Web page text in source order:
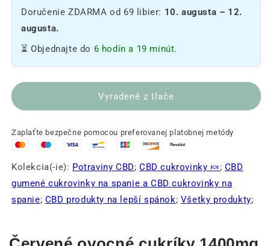
+
melatonínové
-
červené
CBD
Mélatonine
-
rouges
Doručenie ZDARMA od 69 libier: 10. augusta – 12.
augusta.
⏳ Objednajte do 6 hodín a 19 minút.
Vyradené z tlače
Zaplaťte bezpečne pomocou preferovanej platobnej metódy
Kolekcia(-ie): Potraviny CBD;CBD cukrovinky 🍬; CBD
gumené cukrovinky na spanie a CBD cukrovinky na
spanie; CBD produkty na lepší spánok; Všetky produkty;